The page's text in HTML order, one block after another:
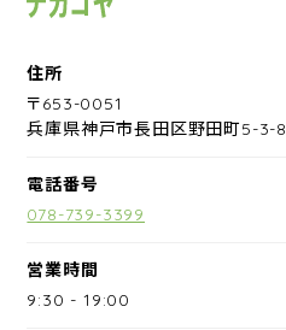
住所
〒653-0051
兵庫県神戸市長田区野田町5-3-8
電話番号
078-739-3399
営業時間
9:30 -19:00